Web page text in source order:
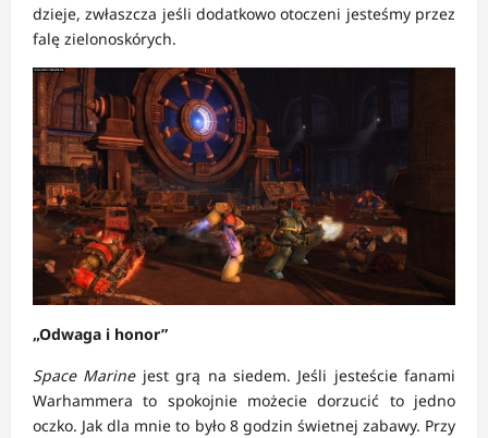
dzieje, zwłaszcza jeśli dodatkowo otoczeni jesteśmy przez
falę zielonoskórych.
„Odwaga i honor”
Space Marinejest grą na siedem. Jeśli jesteście fanami
Warhammera to spokojnie możecie dorzucić to jedno
oczko. Jak dla mnie to było 8 godzin świetnej zabawy. Przy